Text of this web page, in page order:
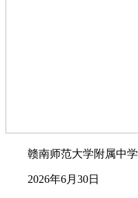
赣南师范大学附属中学
2026年6月30日